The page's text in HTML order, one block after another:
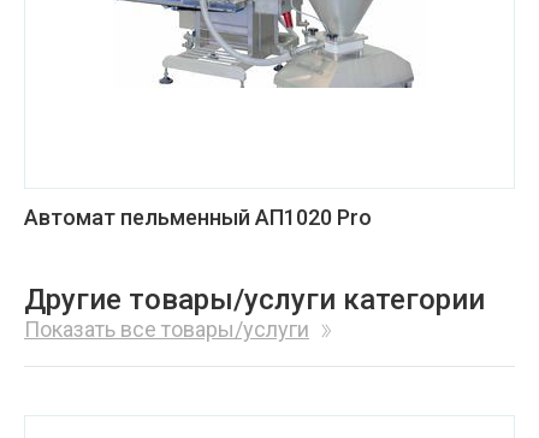
Автомат пельменный АП1020 Pro
Другие товары/услуги категории
Показать все товары/услуги